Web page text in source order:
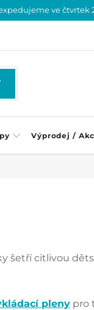
ve čtvrtek
Výprodej /
šetří citlivou
pleny pro